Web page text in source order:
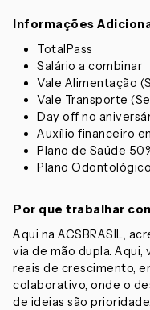
Informações
TotalPass
Salário a combinar
Vale Alimentação
Vale Transporte
Day off no
Auxílio financeiro
Plano de Saúde
Plano
Por que trabalhar
Aqui na ACSBRASIL,
via de mão dupla.
reais de crescimento,
colaborativo, onde o
de ideias são